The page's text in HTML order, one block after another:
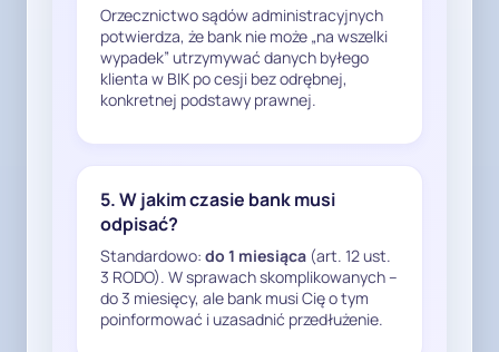
- przekazanie mi pisemnego
potwierdzenia wykonania
powyższych czynności (w
szczególności informacji o
wyjątkach wynikających wprost z
przepisów prawa).
5. Prośba o wskazanie podstaw
prawnych i spełnienie obowiązków
informacyjnych
Orzecznictwo sądów administracyjnych
potwierdza, że bank nie może „na wszelki
wypadek” utrzymywać danych byłego
klienta w BIK po cesji bez odrębnej,
konkretnej podstawy prawnej.
5. W jakim czasie bank musi
odpisać?
Standardowo: do 1 miesiąca(art. 12 ust.
3 RODO). W sprawach skomplikowanych –
do 3 miesięcy, ale bank musi Cię o tym
poinformować i uzasadnić przedłużenie.